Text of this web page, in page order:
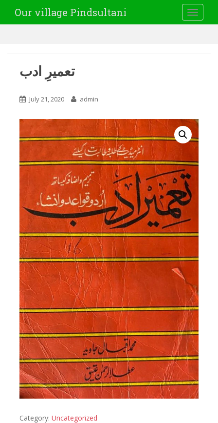
Our village Pindsultani
تعمیرِ ادب
July 21, 2020 admin
Category: Uncategorized